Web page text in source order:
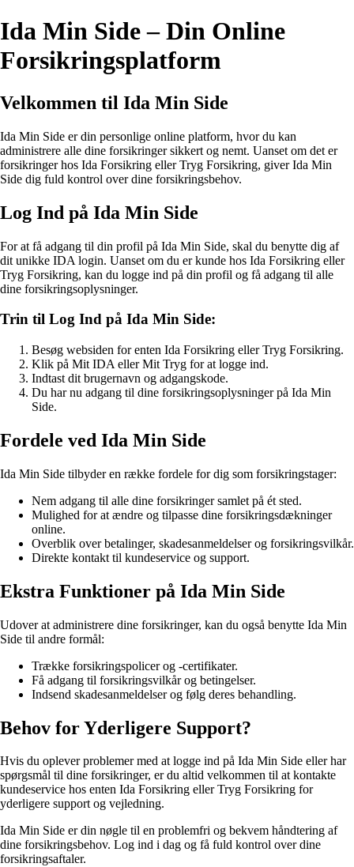
Ida Min Side – Din Online
Forsikringsplatform
Velkommen til Ida Min Side
Ida Min Side er din personlige online platform, hvor du kan
administrere alle dine forsikringer sikkert og nemt. Uanset om det er
forsikringer hos Ida Forsikring eller Tryg Forsikring, giver Ida Min
Side dig fuld kontrol over dine forsikringsbehov.
Log Ind på Ida Min Side
For at få adgang til din profil på Ida Min Side, skal du benytte dig af
dit unikke IDA login. Uanset om du er kunde hos Ida Forsikring eller
Tryg Forsikring, kan du logge ind på din profil og få adgang til alle
dine forsikringsoplysninger.
Trin til Log Ind på Ida Min Side:
Besøg websiden for enten Ida Forsikring eller Tryg Forsikring.
Klik på Mit IDA eller Mit Tryg for at logge ind.
Indtast dit brugernavn og adgangskode.
Du har nu adgang til dine forsikringsoplysninger på Ida Min
Side.
Fordele ved Ida Min Side
Ida Min Side tilbyder en række fordele for dig som forsikringstager:
Nem adgang til alle dine forsikringer samlet på ét sted.
Mulighed for at ændre og tilpasse dine forsikringsdækninger
online.
Overblik over betalinger, skadesanmeldelser og forsikringsvilkår.
Direkte kontakt til kundeservice og support.
Ekstra Funktioner på Ida Min Side
Udover at administrere dine forsikringer, kan du også benytte Ida Min
Side til andre formål:
Trække forsikringspolicer og -certifikater.
Få adgang til forsikringsvilkår og betingelser.
Indsend skadesanmeldelser og følg deres behandling.
Behov for Yderligere Support?
Hvis du oplever problemer med at logge ind på Ida Min Side eller har
spørgsmål til dine forsikringer, er du altid velkommen til at kontakte
kundeservice hos enten Ida Forsikring eller Tryg Forsikring for
yderligere support og vejledning.
Ida Min Side er din nøgle til en problemfri og bekvem håndtering af
dine forsikringsbehov. Log ind i dag og få fuld kontrol over dine
forsikringsaftaler.